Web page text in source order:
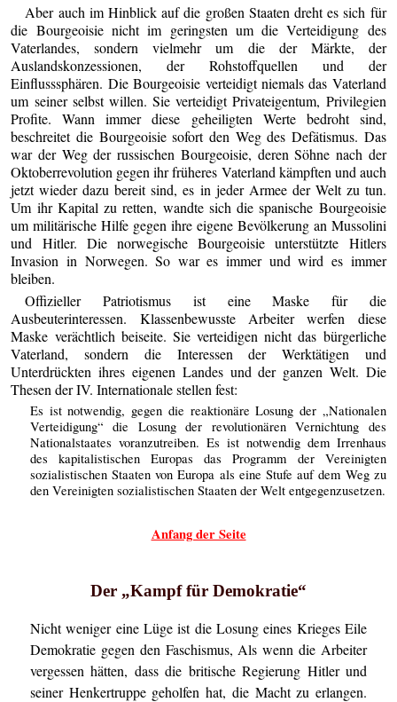
Aber auch im Hinblick auf die großen Staaten dreht es sich für
die Bourgeoisie nicht im geringsten um die Verteidigung des
Vaterlandes, sondern vielmehr um die der Märkte, der
Auslandskonzessionen, der Rohstoffquellen und der
Einflusssphären. Die Bourgeoisie verteidigt niemals das Vaterland
um seiner selbst willen. Sie verteidigt Privateigentum, Privilegien
Profite. Wann immer diese geheiligten Werte bedroht sind,
beschreitet die Bourgeoisie sofort den Weg des Defätismus. Das
war der Weg der russischen Bourgeoisie, deren Söhne nach der
Oktoberrevolution gegen ihr früheres Vaterland kämpften und auch
jetzt wieder dazu bereit sind, es in jeder Armee der Welt zu tun.
Um ihr Kapital zu retten, wandte sich die spanische Bourgeoisie
um militärische Hilfe gegen ihre eigene Bevölkerung an Mussolini
und Hitler. Die norwegische Bourgeoisie unterstützte Hitlers
Invasion in Norwegen. So war es immer und wird es immer
bleiben.
Offizieller Patriotismus ist eine Maske für die
Ausbeuterinteressen. Klassenbewusste Arbeiter werfen diese
Maske verächtlich beiseite. Sie verteidigen nicht das bürgerliche
Vaterland, sondern die Interessen der Werktätigen und
Unterdrückten ihres eigenen Landes und der ganzen Welt. Die
Thesen der IV. Internationale stellen fest:
Es ist notwendig, gegen die reaktionäre Losung der „Nationalen
Verteidigung“ die Losung der revolutionären Vernichtung des
Nationalstaates voranzutreiben. Es ist notwendig dem Irrenhaus
des kapitalistischen Europas das Programm der Vereinigten
sozialistischen Staaten von Europa als eine Stufe auf dem Weg zu
den Vereinigten sozialistischen Staaten der Welt entgegenzusetzen.
Anfang der Seite
Der „Kampf für Demokratie“
Nicht weniger eine Lüge ist die Losung eines Krieges Eile
Demokratie gegen den Faschismus, Als wenn die Arbeiter
vergessen hätten, dass die britische Regierung Hitler und
seiner Henkertruppe geholfen hat, die Macht zu erlangen.